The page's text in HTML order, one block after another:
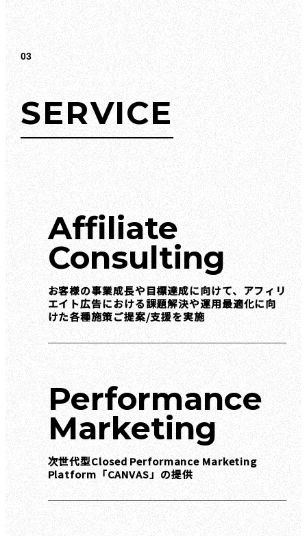
03
SERVICE
Affiliate
Consulting
お客様の事業成長や目標達成に向けて、アフィリ
エイト広告における課題解決や運用最適化に向
けた各種施策ご提案/支援を実施
Performance
Marketing
次世代型Closed Performance Marketing
Platform「CANVAS」の提供